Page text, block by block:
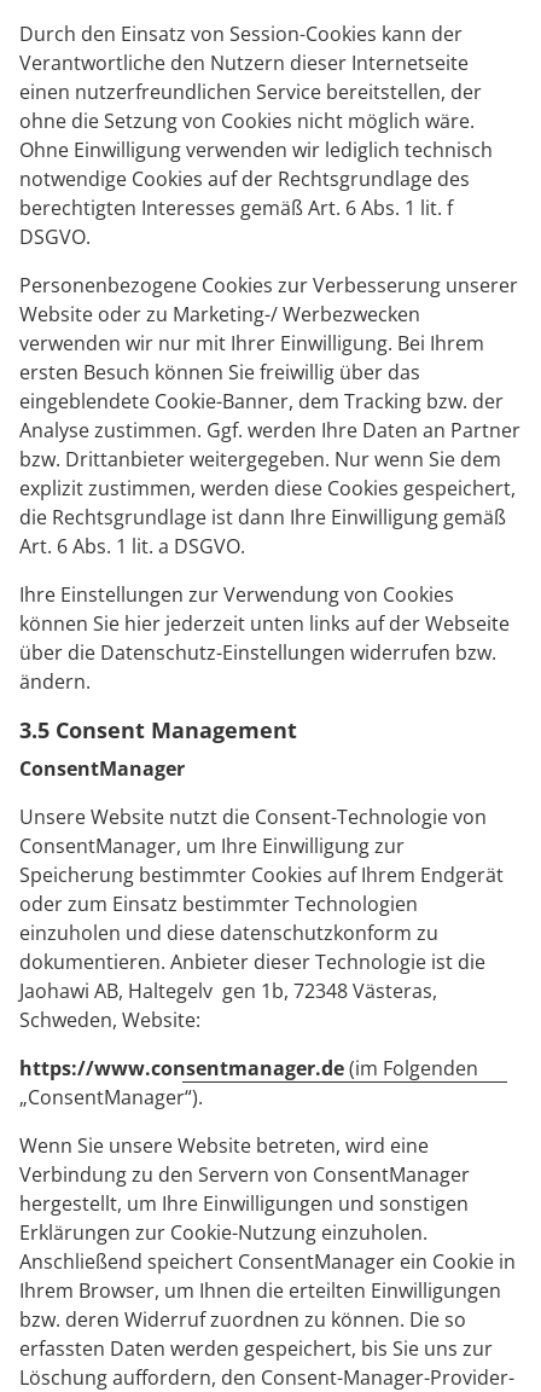
Durch den Einsatz von Session-Cookies kann der
Verantwortliche den Nutzern dieser Internetseite
einen nutzerfreundlichen Service bereitstellen, der
ohne die Setzung von Cookies nicht möglich wäre.
Ohne Einwilligung verwenden wir lediglich technisch
notwendige Cookies auf der Rechtsgrundlage des
berechtigten Interesses gemäß Art. 6 Abs. 1 lit. f
DSGVO.
Personenbezogene Cookies zur Verbesserung unserer
Website oder zu Marketing-/ Werbezwecken
verwenden wir nur mit Ihrer Einwilligung. Bei Ihrem
ersten Besuch können Sie freiwillig über das
eingeblendete Cookie-Banner, dem Tracking bzw. der
Analyse zustimmen. Ggf. werden Ihre Daten an Partner
bzw. Drittanbieter weitergegeben. Nur wenn Sie dem
explizit zustimmen, werden diese Cookies gespeichert,
die Rechtsgrundlage ist dann Ihre Einwilligung gemäß
Art. 6 Abs. 1 lit. a DSGVO.
Ihre Einstellungen zur Verwendung von Cookies
können Sie hier jederzeit unten links auf der Webseite
über die Datenschutz-Einstellungen widerrufen bzw.
ändern.
3.5 Consent Management
ConsentManager
Unsere Website nutzt die Consent-Technologie von
ConsentManager, um Ihre Einwilligung zur
Speicherung bestimmter Cookies auf Ihrem Endgerät
oder zum Einsatz bestimmter Technologien
einzuholen und diese datenschutzkonform zu
dokumentieren. Anbieter dieser Technologie ist die
Jaohawi AB, Haltegelv gen 1b, 72348 Västeras,
Schweden, Website:
https://www.consentmanager.de(im Folgenden
„ConsentManager“).
Wenn Sie unsere Website betreten, wird eine
Verbindung zu den Servern von ConsentManager
hergestellt, um Ihre Einwilligungen und sonstigen
Erklärungen zur Cookie-Nutzung einzuholen.
Anschließend speichert ConsentManager ein Cookie in
Ihrem Browser, um Ihnen die erteilten Einwilligungen
bzw. deren Widerruf zuordnen zu können. Die so
erfassten Daten werden gespeichert, bis Sie uns zur
Löschung auffordern, den Consent-Manager-Provider-